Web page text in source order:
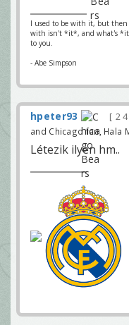
I used to be with it, but
with isn't *it*, and what's *it*
to you.
- Abe Simpson
hpeter93 2
and Chicago fan, Hala
Létezik ilyen hm..